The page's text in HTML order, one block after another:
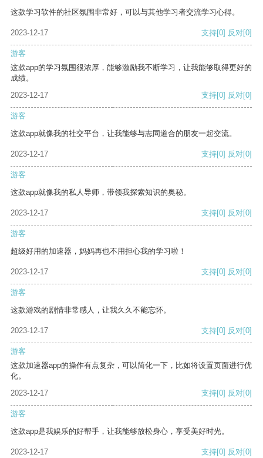
这款学习软件的社区氛围非常好，可以与其他学习者交流学习心得。
2023-12-17 支持[0] 反对[0]
游客
这款app的学习氛围很浓厚，能够激励我不断学习，让我能够取得更好的
成绩。
2023-12-17
支持[0] 反对[0]
游客
这款app就像我的社交平台，让我能够与志同道合的朋友一起交流。
2023-12-17 支持[0] 反对[0]
游客
这款app就像我的私人导师，带领我探索知识的奥秘。
2023-12-17 支持[0] 反对[0]
游客
超级好用的加速器，妈妈再也不用担心我的学习啦！
2023-12-17 支持[0] 反对[0]
游客
这款游戏的剧情非常感人，让我久久不能忘怀。
2023-12-17 支持[0] 反对[0]
游客
这款加速器app的操作有点复杂，可以简化一下，比如将设置页面进行优
化。
2023-12-17
支持[0] 反对[0]
游客
这款app是我娱乐的好帮手，让我能够放松身心，享受美好时光。
2023-12-17 支持[0] 反对[0]